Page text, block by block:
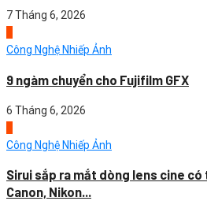
7 Tháng 6, 2026
Công Nghệ Nhiếp Ảnh
9 ngàm chuyển cho Fujifilm GFX
6 Tháng 6, 2026
Công Nghệ Nhiếp Ảnh
Sirui sắp ra mắt dòng lens cine có
Canon, Nikon...